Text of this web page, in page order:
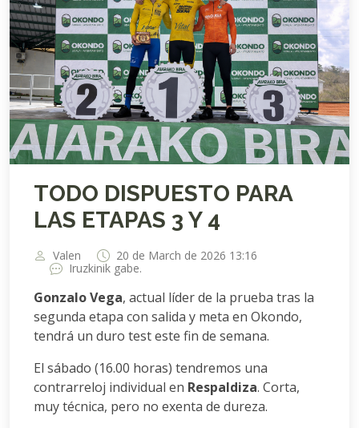
TODO DISPUESTO PARA
LAS ETAPAS 3 Y 4
Valen
20 de March de 2026 13:16
Iruzkinik gabe.
Gonzalo Vega, actual líder de la prueba tras la
segunda etapa con salida y meta en Okondo,
tendrá un duro test este fin de semana.
El sábado (16.00 horas) tendremos una
contrarreloj individual en Respaldiza. Corta,
muy técnica, pero no exenta de dureza.